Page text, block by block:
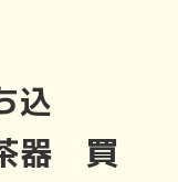
込
器 買